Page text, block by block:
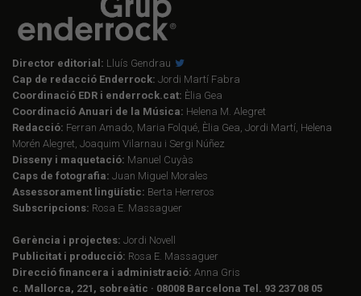
Director editorial: Lluís Gendrau
Cap de redacció Enderrock: Jordi Martí Fabra
Coordinació EDR i enderrock.cat: Èlia Gea
Coordinació Anuari de la Música: Helena M. Alegret
Redacció: Ferran Amado, Maria Folqué, Èlia Gea, Jordi Martí, Helena
Morén Alegret, Joaquim Vilarnau i Sergi Núñez
Disseny i maquetació: Manuel Cuyàs
Caps de fotografia: Juan Miguel Morales
Assessorament lingüístic: Berta Herreros
Subscripcions: Rosa E. Massaguer
Gerència i projectes: Jordi Novell
Publicitat i producció: Rosa E. Massaguer
Direcció financera i administració: Anna Gris
c. Mallorca, 221, sobreàtic · 08008 Barcelona Tel. 93 237 08 05